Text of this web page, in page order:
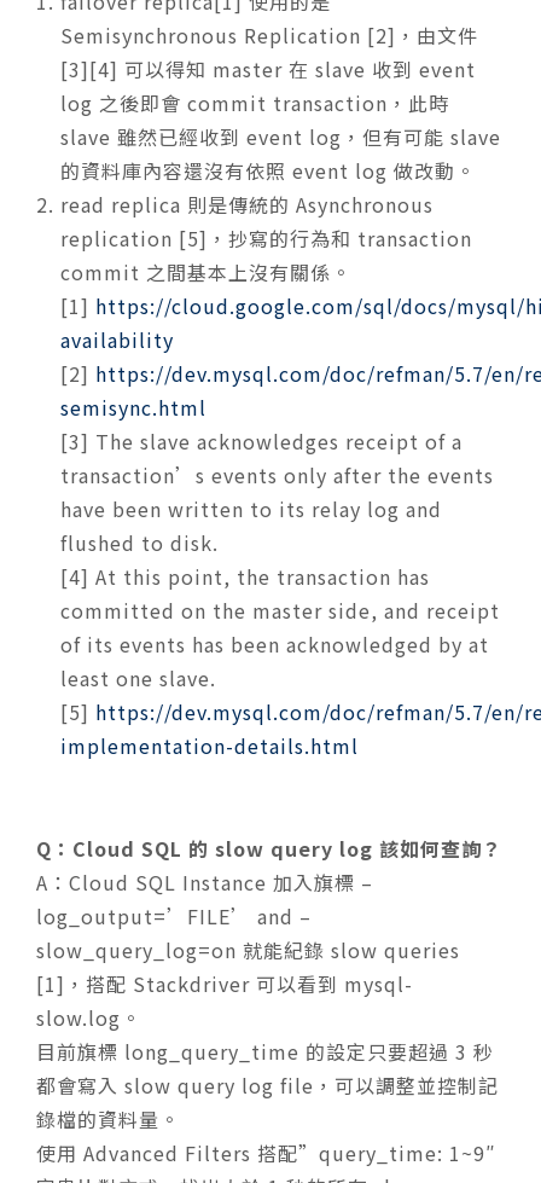
Semisynchronous Replication [2]，由文件
[3][4] 可以得知 master 在 slave 收到 event
log 之後即會 commit transaction，此時
slave 雖然已經收到 event log，但有可能 slave
的資料庫內容還沒有依照 event log 做改動。
read replica 則是傳統的 Asynchronous
replication [5]，抄寫的行為和 transaction
commit 之間基本上沒有關係。
[1] https://cloud.google.com/sql/docs/mysql/
availability
[2] https://dev.mysql.com/doc/refman/5.7/en/
semisync.html
[3] The slave acknowledges receipt of a
transaction’s events only after the events
have been written to its relay log and
flushed to disk.
[4] At this point, the transaction has
committed on the master side, and receipt
of its events has been acknowledged by at
least one slave.
[5] https://dev.mysql.com/doc/refman/5.7/en/
implementation-details.html
Q：Cloud SQL 的 slow query log 該如何查詢？
A： Cloud SQL Instance 加入旗標 –
log_output=’FILE’ and –
slow_query_log=on 就能紀錄 slow queries
[1]，搭配 Stackdriver 可以看到 mysql-
slow.log。
目前旗標 long_query_time 的設定只要超過 3 秒
都會寫入 slow query log file，可以調整並控制記
錄檔的資料量。
使用 Advanced Filters 搭配”query_time: 1~9″